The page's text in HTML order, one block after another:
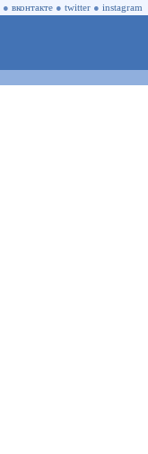
● вконтакте ● twitter ● instagram